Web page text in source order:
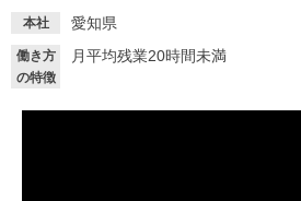
本社 愛知県
働き方
の特徴
月平均残業20時間未満